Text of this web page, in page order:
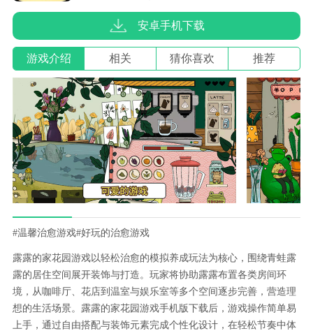
安卓手机下载
游戏介绍 相关 猜你喜欢 推荐
#温馨治愈游戏#好玩的治愈游戏
露露的家花园游戏以轻松治愈的模拟养成玩法为核心，围绕青蛙露
露的居住空间展开装饰与打造。玩家将协助露露布置各类房间环
境，从咖啡厅、花店到温室与娱乐室等多个空间逐步完善，营造理
想的生活场景。露露的家花园游戏手机版下载后，游戏操作简单易
上手，通过自由搭配与装饰元素完成个性化设计，在轻松节奏中体